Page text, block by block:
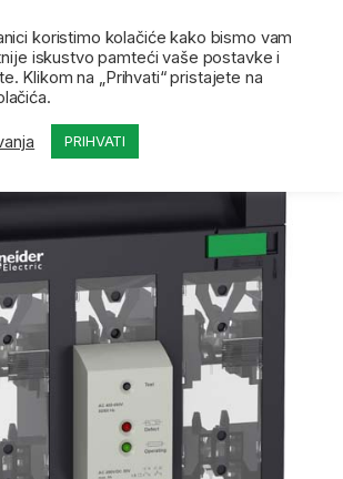
Schneider razno
koristimo kolačiće kako bismo vam
iskustvo pamteći vaše postavke i
Klikom na „Prihvati“ pristajete na
PRIHVATI